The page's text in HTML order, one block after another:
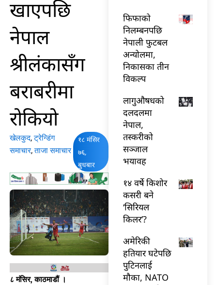
खाएपछि
नेपाल
श्रीलंकासँग
बराबरीमा
रोकियो
खेलकुद,ट्रेन्डिंग
समाचार,ताजा समाचार
१८ मंसिर
७६,
बुधबार
८ मंसिर, काठमाडौं ।
फिफाको
निलम्बनपछि
नेपाली फुटबल
अन्योलमा,
निकासका तीन
विकल्प
लागुऔषधको
दलदलमा
नेपाल,
तस्करीको
सञ्जाल
भयावह
१४ वर्षे किशोर
कसरी बने
‘सिरियल
किलर’?
अमेरिकी
हतियार घटेपछि
पुटिनलाई
मौका, NATO